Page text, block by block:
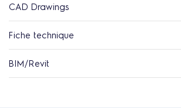
CAD Drawings
Fiche technique
BIM/Revit